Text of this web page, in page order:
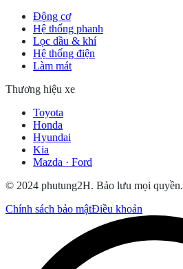
Động cơ
Hệ thống phanh
Lọc dầu & khí
Hệ thống điện
Làm mát
Thương hiệu xe
Toyota
Honda
Hyundai
Kia
Mazda · Ford
© 2024 phutung2H. Bảo lưu mọi quyền.
Chính sách bảo mậtĐiều khoản